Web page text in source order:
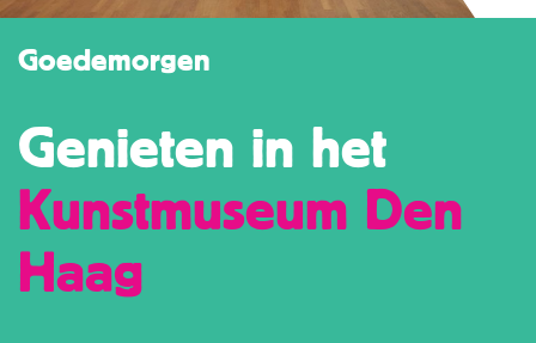
Goedemorgen
Genieten in het
Kunstmuseum Den
Haag